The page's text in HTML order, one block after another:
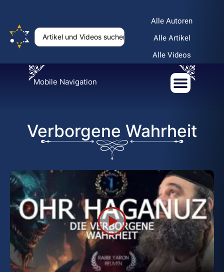
Alle Autoren
Alle Artikel
Alle Videos
Mobile Navigation
Verborgene Wahrheit